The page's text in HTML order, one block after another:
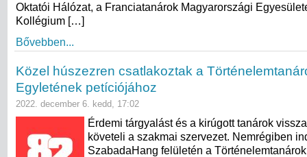
Oktatói Hálózat, a Franciatanárok Magyarországi
Kollégium […]
Bővebben...
Közel húszezren csatlakoztak a
Egyletének petíciójához
2022. december 6. kedd, 17:02
Érdemi tárgyalást és a kirúgott tanárok
követeli a szakmai szervezet. Nemrégiben
SzabadaHang felületén a Történelemtanárok